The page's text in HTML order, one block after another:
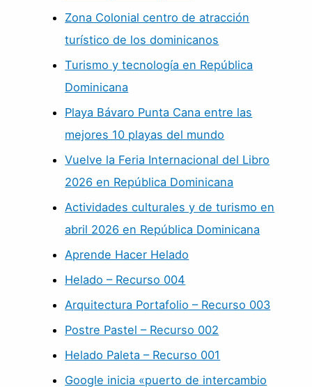
Zona Colonial centro de atracción
turístico de los dominicanos
Turismo y tecnología en República
Dominicana
Playa Bávaro Punta Cana entre las
mejores 10 playas del mundo
Vuelve la Feria Internacional del Libro
2026 en República Dominicana
Actividades culturales y de turismo en
abril 2026 en República Dominicana
Aprende Hacer Helado
Helado – Recurso 004
Arquitectura Portafolio – Recurso 003
Postre Pastel – Recurso 002
Helado Paleta – Recurso 001
Google inicia «puerto de intercambio